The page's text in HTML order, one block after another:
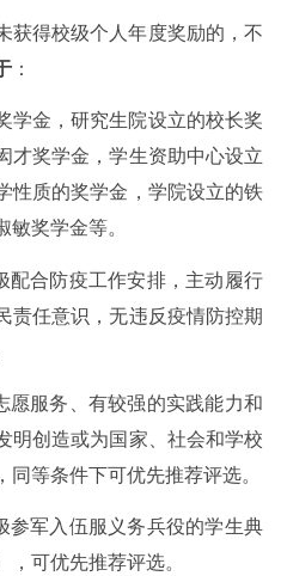
获得校级个人年度奖励的，不
：
学金，研究生院设立的校长奖
才奖学金，学生资助中心设立
性质的奖学金，学院设立的铁
奖学金等。
配合防疫工作安排，主动履行
责任意识，无违反疫情防控期
愿服务、有较强的实践能力和
明创造或为国家、社会和学校
等条件下可优先推荐评选。
参军入伍服义务兵役的学生典
可优先推荐评选。